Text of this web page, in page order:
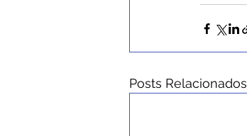
Posts Relacionados